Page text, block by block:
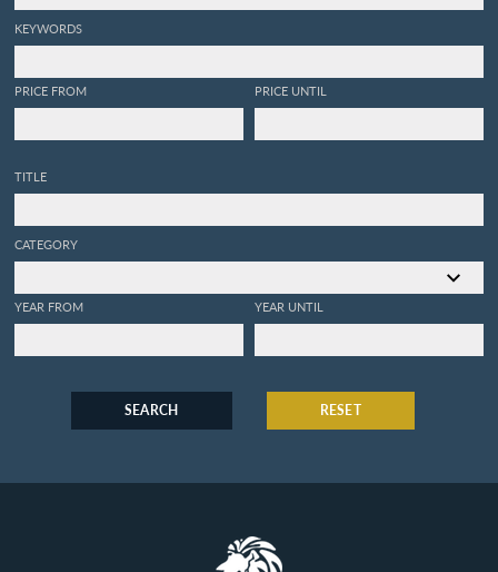
KEYWORDS
PRICE FROM PRICE UNTIL
TITLE
CATEGORY
YEAR FROM YEAR UNTIL
SEARCH RESET